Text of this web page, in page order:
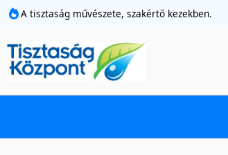
A tisztaság művészete, szakértő kezekben.